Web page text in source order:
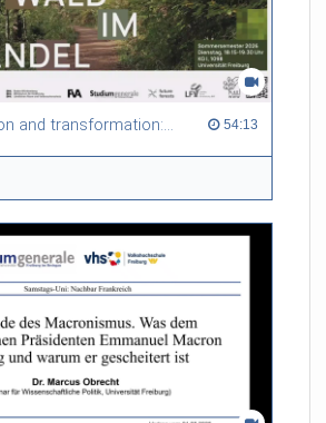
Between tradition and transformation: how owners, advisers and institutions co-create knowledge for resilient forests in Europe 54:13